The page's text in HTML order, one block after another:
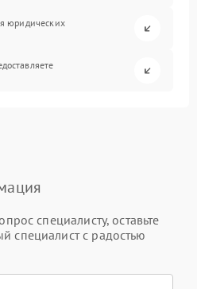
юридических
специалисту, оставьте
специалист с радостью